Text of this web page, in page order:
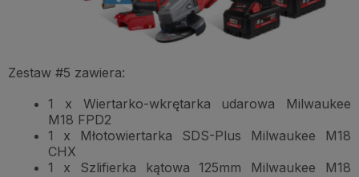
Zestaw #5 zawiera:
1 x Wiertarko-wkrętarka udarowa Milwaukee
M18 FPD2
1 x Młotowiertarka SDS-Plus Milwaukee M18
CHX
1 x Szlifierka kątowa 125mm Milwaukee M18